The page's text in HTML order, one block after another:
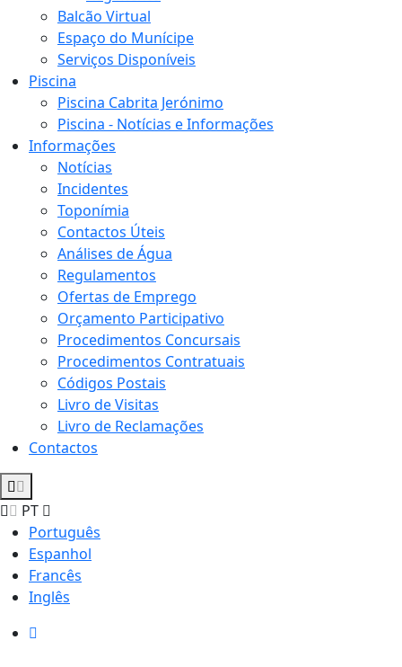
Balcão Virtual
Espaço do Munícipe
Serviços Disponíveis
Piscina
Piscina Cabrita Jerónimo
Piscina - Notícias e Informações
Informações
Notícias
Incidentes
Toponímia
Contactos Úteis
Análises de Água
Regulamentos
Ofertas de Emprego
Orçamento Participativo
Procedimentos Concursais
Procedimentos Contratuais
Códigos Postais
Livro de Visitas
Livro de Reclamações
Contactos
PT
Português
Espanhol
Francês
Inglês